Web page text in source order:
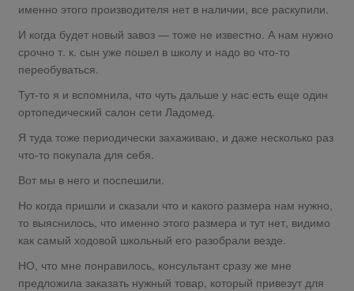
именно этого производителя нет в наличии, все раскупили.
И когда будет новый завоз — тоже не известно. А нам нужно
срочно т. к. сын уже пошел в школу и надо во что-то
переобуваться.
Тут-то я и вспомнила, что чуть дальше у нас есть еще один
ортопедический салон сети Ладомед.
Я туда тоже периодически захаживаю, и даже несколько раз
что-то покупала для себя.
Вот мы в него и поспешили.
Но когда пришли и сказали что и какого размера нам нужно,
то выяснилось, что именно этого размера и тут нет, видимо
как самый ходовой школьный его разобрали везде.
НО, что мне понравилось, консультант сразу же мне
предложила заказать нужный товар, который привезут для